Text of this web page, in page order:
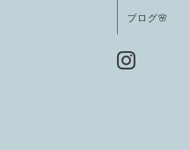
ブログ🌸